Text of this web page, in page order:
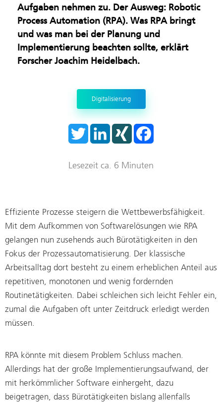
Nachhaltige Industrie
Oberflächen &
Beschichtungen
Aufgaben nehmen zu. Der Ausweg: Robotic
Process Automation (RPA). Was RPA bringt
und was man bei der Planung und
Implementierung beachten sollte, erklärt
Forscher Joachim Heidelbach.
Digitalisierung
T
e
L
n
d
X
N
Lesezeit ca. 6 Minuten
Effiziente Prozesse steigern die Wettbewerbsfähigkeit.
Mit dem Aufkommen von Softwarelösungen wie RPA
gelangen nun zusehends auch Bürotätigkeiten in den
Fokus der Prozessautomatisierung. Der klassische
Arbeitsalltag dort besteht zu einem erheblichen Anteil aus
repetitiven, monotonen und wenig fordernden
Routinetätigkeiten. Dabei schleichen sich leicht Fehler ein,
zumal die Aufgaben oft unter Zeitdruck erledigt werden
müssen.
RPA könnte mit diesem Problem Schluss machen.
Allerdings hat der große Implementierungsaufwand, der
mit herkömmlicher Software einhergeht, dazu
beigetragen, dass Bürotätigkeiten bislang allenfalls